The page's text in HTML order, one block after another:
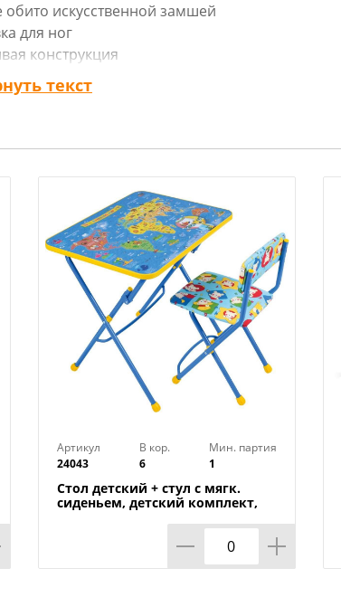
обито искусственной замшей
для ног
конструкция
заглушки на опорах
хранение
текст
Артикул
24043
В кор.
6
Мин. партия
1
Стол детский + стул с мягк.
сиденьем, детский комплект,